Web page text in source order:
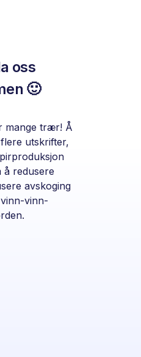
oss
🙂
mange trær! Å
utskrifter,
å redusere
avskoging
vinn-